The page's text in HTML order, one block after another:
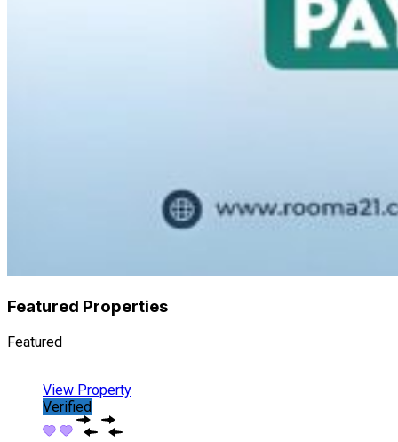
Featured Properties
Featured
View Property
Verified